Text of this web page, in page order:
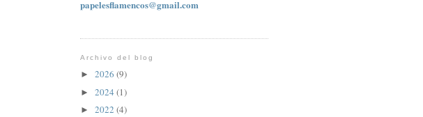
papelesflamencos@gmail.com
Archivo del blog
► 2026 (9)
► 2024 (1)
► 2022 (4)